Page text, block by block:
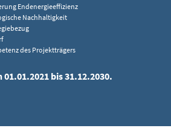
Endenergieeffizienz
Nachhaltigkeit
des Projektträgers
bis 31.12.2030.